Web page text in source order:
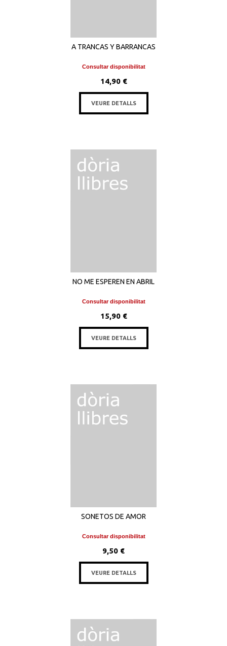
A TRANCAS Y BARRANCAS
Consultar disponibilitat
14,90 €
VEURE DETALLS
NO ME ESPEREN EN ABRIL
Consultar disponibilitat
15,90 €
VEURE DETALLS
SONETOS DE AMOR
Consultar disponibilitat
9,50 €
VEURE DETALLS